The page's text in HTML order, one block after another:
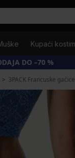
Kupaći
DO –70 %
3PACK Francuske